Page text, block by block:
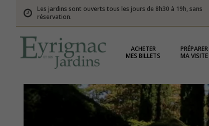
Les jardins sont ouverts tous les jours de 8h30 à 19h, sans
réservation.
ACHETER
MES BILLETS
PRÉPARER
MA VISITE